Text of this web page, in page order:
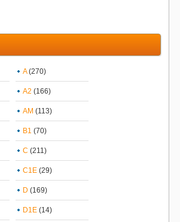
A(270)
A2 (166)
AM (113)
B1 (70)
C (211)
C1E (29)
D (169)
D1E (14)